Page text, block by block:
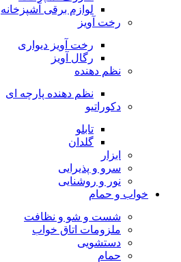
لوازم برقی آشپزخانه
رخت آویز
رخت آویز دیواری
رگال آویز
نظم دهنده
نظم دهنده پارچه ای
دکوراتیو
تابلو
گلدان
ابزار
سرو و پذیرایی
نور و روشنایی
خواب و حمام
شست و شو و نظافت
ملزومات اتاق خواب
دستشویی
حمام